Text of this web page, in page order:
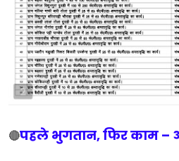
🔴पहले भुगतान, फिर काम